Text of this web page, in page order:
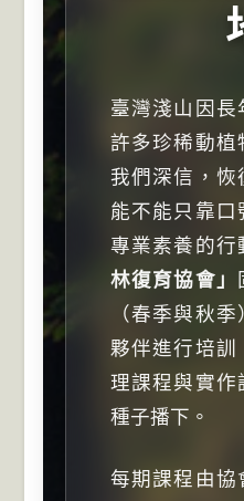
臺灣淺山因長
許多珍稀動植
我們深信，恢
能不能只靠口
專業素養的行
林復育協會」
（春季與秋
夥伴進行培訓
理課程與實作
種子播下。
每期課程由協